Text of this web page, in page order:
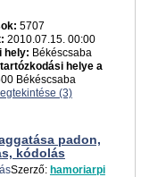
5707
2010.07.15. 00:00
hely: Békéscsaba
helye a
Békéscsaba
(3)
padon,
kódolás
Szerző: hamoriarpi